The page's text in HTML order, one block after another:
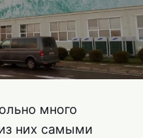
много
них самыми